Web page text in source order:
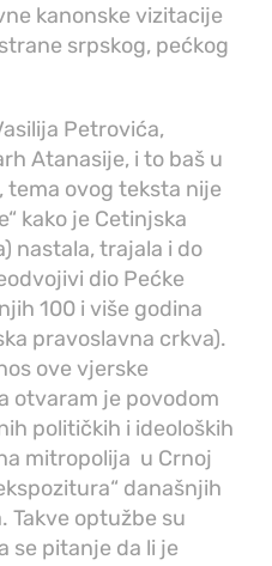
kanonske vizitacije
srpskog, pećkog
Petrovića,
Atanasije, i to baš u
tema ovog teksta nije
kako je Cetinjska
nastala, trajala i do
dio Pećke
100 i više godina
pravoslavna crkva).
ove vjerske
otvaram je povodom
političkih i ideoloških
mitropolija u Crnoj
današnjih
Takve optužbe su
se pitanje da li je